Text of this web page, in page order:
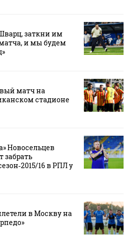
заткни им
и мы будем
матч на
стадионе
Новосельцев
забрать
16 в РПЛ у
в Москву на